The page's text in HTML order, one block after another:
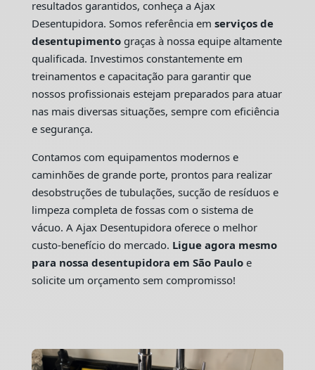
resultados garantidos, conheça a Ajax
Desentupidora. Somos referência em serviços de
desentupimentograças à nossa equipe altamente
qualificada. Investimos constantemente em
treinamentos e capacitação para garantir que
nossos profissionais estejam preparados para atuar
nas mais diversas situações, sempre com eficiência
e segurança.
Contamos com equipamentos modernos e
caminhões de grande porte, prontos para realizar
desobstruções de tubulações, sucção de resíduos e
limpeza completa de fossas com o sistema de
vácuo. A Ajax Desentupidora oferece o melhor
custo-benefício do mercado. Ligue agora mesmo
para nossa desentupidora em São Pauloe
solicite um orçamento sem compromisso!